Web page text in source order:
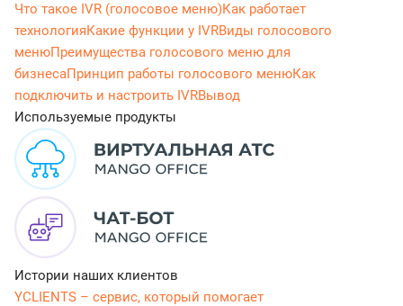
Что такое IVR (голосовое меню)Как работает
технологияКакие функции у IVRВиды голосового
менюПреимущества голосового меню для
бизнесаПринцип работы голосового менюКак
подключить и настроить IVRВывод
Используемые продукты
Истории наших клиентов
YCLIENTS – сервис, который помогает